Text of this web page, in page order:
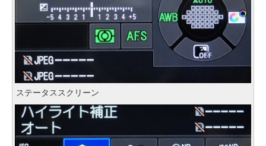
ステータススクリーン